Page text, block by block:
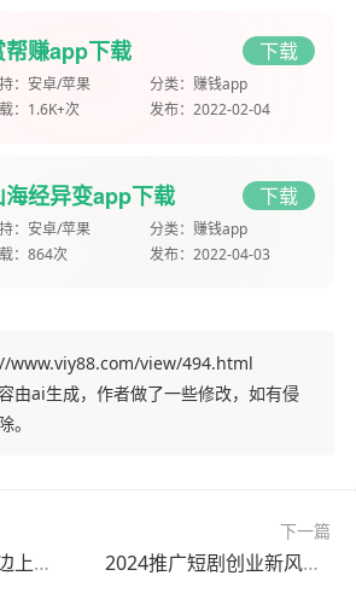
帮赚app下载 下载
： 安卓/苹果 分类： 赚钱app
： 1.6K+次 发布： 2022-02-04
海经异变app下载 下载
： 安卓/苹果 分类： 赚钱app
： 864次 发布： 2022-04-03
www.viy88.com/view/494.html
由ai生成，作者做了一些修改，如有侵
。
有什么项目是可以边上班边创业的？推荐五个适合创业的项目
下一篇
2024推广短剧创业新风口，短剧赚钱的优势分享